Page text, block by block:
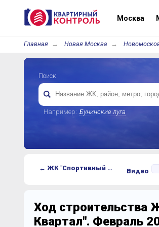
Москва
Главная Новая Москва
Поиск
Например: Бунинские луга
← ЖК "Спортивный Квартал" Видео
Ход строительства
Квартал". Февраль